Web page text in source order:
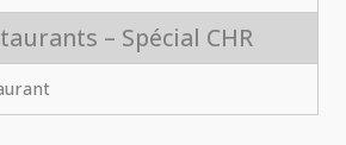
– Spécial CHR